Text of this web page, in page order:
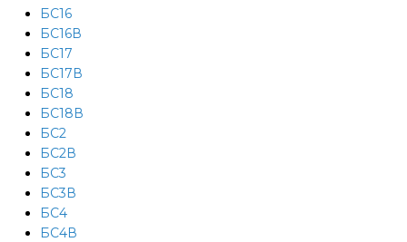
БС16
БС16В
БС17
БС17В
БС18
БС18В
БС2
БС2В
БС3
БС3В
БС4
БС4В